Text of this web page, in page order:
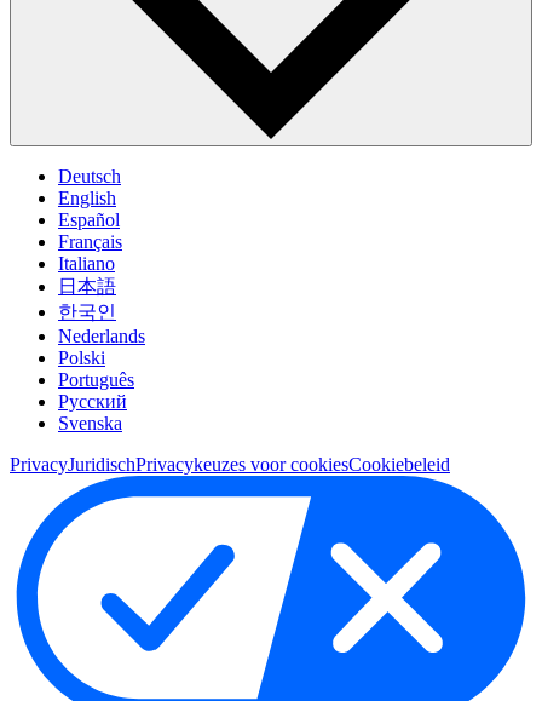
Deutsch
English
Español
Français
Italiano
日本語
한국인
Nederlands
Polski
Português
Pусский
Svenska
PrivacyJuridischPrivacykeuzes voor cookiesCookiebeleid